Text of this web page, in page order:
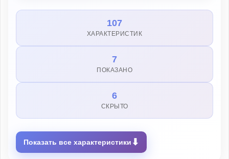
107
ХАРАКТЕРИСТИК
7
ПОКАЗАНО
6
СКРЫТО
Показать все характеристики ⬇